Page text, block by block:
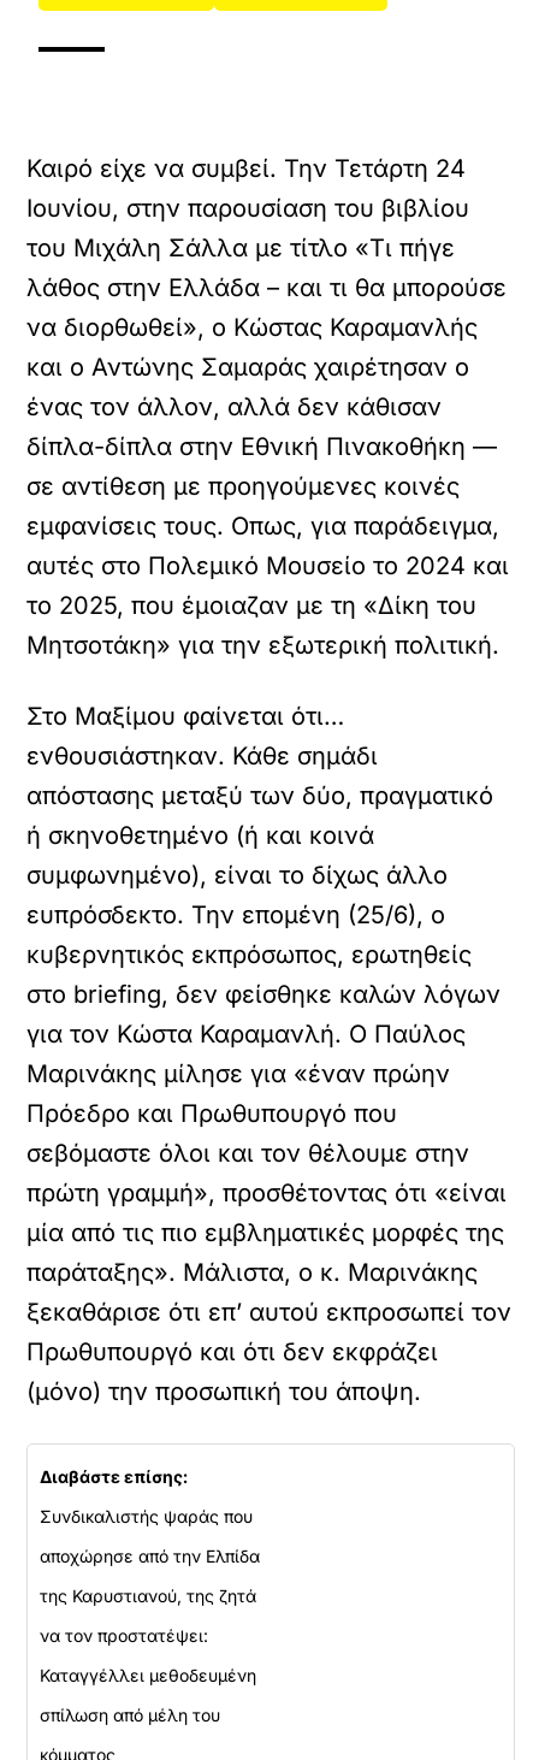
Καιρό είχε να συμβεί. Την Τετάρτη 24
Ιουνίου, στην παρουσίαση του βιβλίου
του Μιχάλη Σάλλα με τίτλο «Τι πήγε
λάθος στην Ελλάδα – και τι θα μπορούσε
να διορθωθεί», ο Κώστας Καραμανλής
και ο Αντώνης Σαμαράς χαιρέτησαν ο
ένας τον άλλον, αλλά δεν κάθισαν
δίπλα-δίπλα στην Εθνική Πινακοθήκη —
σε αντίθεση με προηγούμενες κοινές
εμφανίσεις τους. Οπως, για παράδειγμα,
αυτές στο Πολεμικό Μουσείο το 2024 και
το 2025, που έμοιαζαν με τη «Δίκη του
Μητσοτάκη» για την εξωτερική πολιτική.
Στο Μαξίμου φαίνεται ότι…
ενθουσιάστηκαν. Κάθε σημάδι
απόστασης μεταξύ των δύο, πραγματικό
ή σκηνοθετημένο (ή και κοινά
συμφωνημένο), είναι το δίχως άλλο
ευπρόσδεκτο. Την επομένη (25/6), ο
κυβερνητικός εκπρόσωπος, ερωτηθείς
στο briefing, δεν φείσθηκε καλών λόγων
για τον Κώστα Καραμανλή. Ο Παύλος
Μαρινάκης μίλησε για «έναν πρώην
Πρόεδρο και Πρωθυπουργό που
σεβόμαστε όλοι και τον θέλουμε στην
πρώτη γραμμή», προσθέτοντας ότι «είναι
μία από τις πιο εμβληματικές μορφές της
παράταξης». Μάλιστα, ο κ. Μαρινάκης
ξεκαθάρισε ότι επ’ αυτού εκπροσωπεί τον
Πρωθυπουργό και ότι δεν εκφράζει
(μόνο) την προσωπική του άποψη.
Διαβάστε επίσης:
Συνδικαλιστής ψαράς που
αποχώρησε από την Ελπίδα
της Καρυστιανού, της ζητά
να τον προστατέψει:
Καταγγέλλει μεθοδευμένη
σπίλωση από μέλη του
κόμματος